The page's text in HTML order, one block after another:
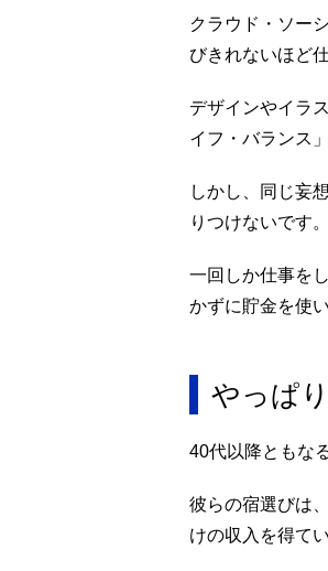
クラウド・ソー
びきれないほど
デザインやイラ
イフ・バランス
しかし、同じ妄
りつけないです。
一回しか仕事を
かずに貯金を使
やっぱ
40代以降ともな
彼らの宿選びは
けの収入を得てい